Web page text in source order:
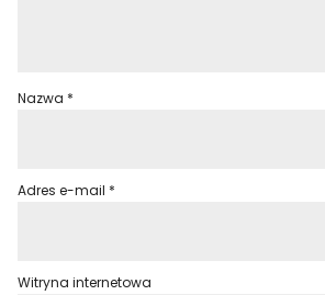
Nazwa *
Adres e-mail *
Witryna internetowa